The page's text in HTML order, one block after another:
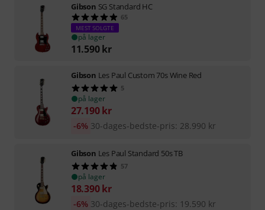
Gibson SG Standard HC
65
MEST SOLGTE
på lager
11.590 kr
Gibson Les Paul Custom 70s Wine Red
5
på lager
27.190 kr
30-dages-bedste-pris: 28.990 kr
-6%
Gibson Les Paul Standard 50s TB
57
på lager
18.390 kr
30-dages-bedste-pris: 19.590 kr
-6%